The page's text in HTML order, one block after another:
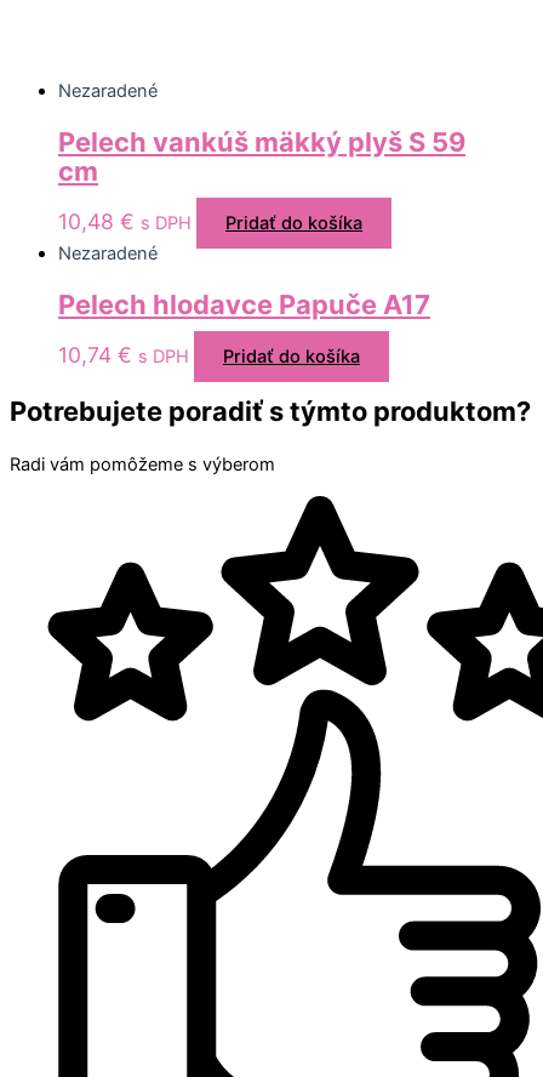
Nezaradené
Pelech vankúš mäkký plyš S 59
cm
10,48 € s DPH
Pridať do košíka
Nezaradené
Pelech hlodavce Papuče A17
10,74 € s DPH Pridať do košíka
Potrebujete poradiť s týmto produktom?
Radi vám pomôžeme s výberom